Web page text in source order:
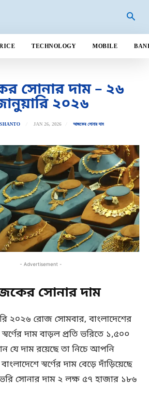
TECHNOLOGY MOBILE
সোনার দাম – ২৬
২০২৬
JAN 26, 2026 আজকের সোনার দাম
- Advertisement -
সোনার দাম
২০২৬ রোজ সোমবার, বাংলাদেশের
দাম বাড়ল প্রতি ভরিতে ১,৫০০
যে দাম রয়েছে তা নিচে আপনি
স্বর্ণের দাম বেড়ে দাঁড়িয়েছে
সোনার দাম ২ লক্ষ ৫৭ হাজার ১৮৬